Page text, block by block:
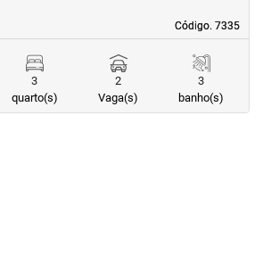
Código. 7335
Código. 7335
3
quarto(s)
2
Vaga(s)
3
banho(s)